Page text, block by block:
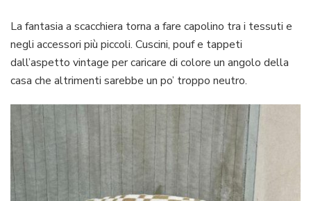
La fantasia a scacchiera torna a fare capolino tra i tessuti e
negli accessori più piccoli. Cuscini, pouf e tappeti
dall’aspetto vintage per caricare di colore un angolo della
casa che altrimenti sarebbe un po’ troppo neutro.